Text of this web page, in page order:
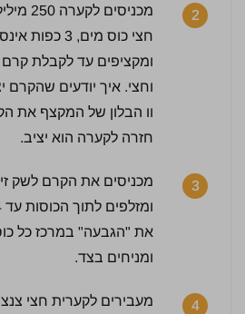
2
חצי כוס מים, 3
ומקציפים עד לקבלת
וחצי. איך יודעים שהקרם
וו הבלון של המקצף את
חזרה לקערה הוא יציב.
3
מכניסים את הקרם לשק
את "הגבעה" במרכז כל
ומניחים בצד.
4
מעבירים לקערית חצי
2.5 / 5 | 15 מדרגים